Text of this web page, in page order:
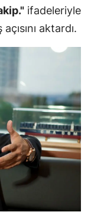
ifadeleriyle
aktardı.